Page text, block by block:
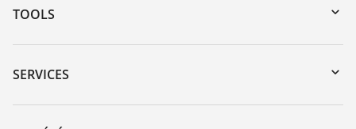
TOOLS
Téléchargements
Recherche par numéro de série
SERVICES
Retour d'appareil